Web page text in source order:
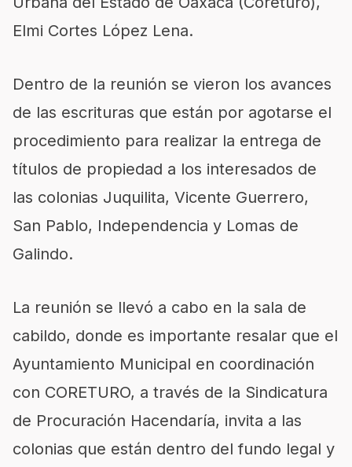
Elmi Cortes López Lena.
Dentro de la reunión se vieron los avances
de las escrituras que están por agotarse el
procedimiento para realizar la entrega de
títulos de propiedad a los interesados de
las colonias Juquilita, Vicente Guerrero,
San Pablo, Independencia y Lomas de
Galindo.
La reunión se llevó a cabo en la sala de
cabildo, donde es importante resalar que el
Ayuntamiento Municipal en coordinación
con CORETURO, a través de la Sindicatura
de Procuración Hacendaría, invita a las
colonias que están dentro del fundo legal y